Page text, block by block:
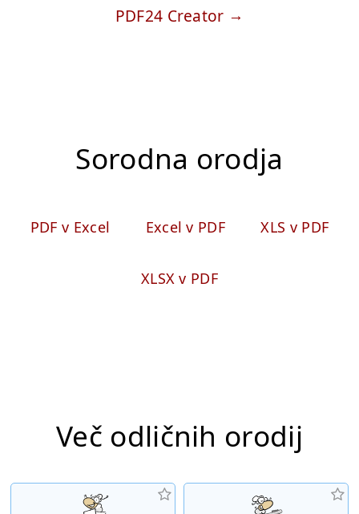
PDF24 Creator
Sorodna orodja
PDF v Excel Excel v PDF XLS v PDF
XLSX v PDF
Več odličnih orodij